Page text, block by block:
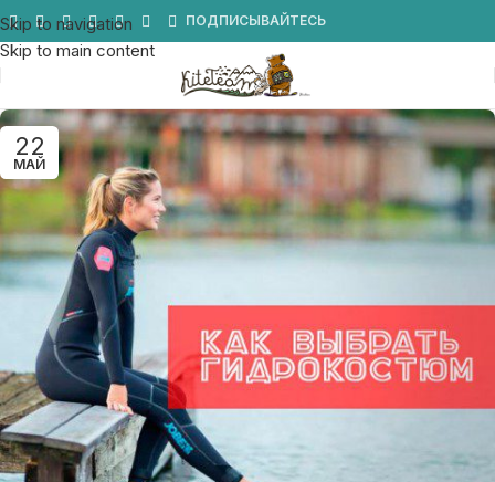
Skip to navigation
Skip to main content
ПОДПИСЫВАЙТЕСЬ
22
МАЙ